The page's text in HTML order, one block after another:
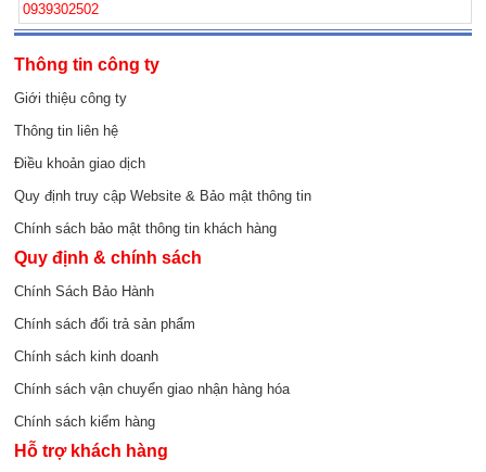
0939302502
Thông tin công ty
Giới thiệu công ty
Thông tin liên hệ
Điều khoản giao dịch
Quy định truy cập Website & Bảo mật thông tin
Chính sách bảo mật thông tin khách hàng
Quy định & chính sách
Chính Sách Bảo Hành
Chính sách đổi trả sản phẩm
Chính sách kinh doanh
Chính sách vận chuyển giao nhận hàng hóa
Chính sách kiểm hàng
Hỗ trợ khách hàng